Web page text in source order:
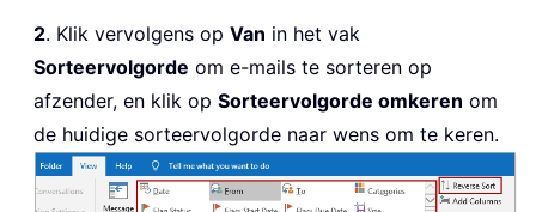
2. Klik vervolgens op Van in het vak
Sorteervolgorde om e-mails te sorteren op
afzender, en klik op Sorteervolgorde omkeren om
de huidige sorteervolgorde naar wens om te keren.